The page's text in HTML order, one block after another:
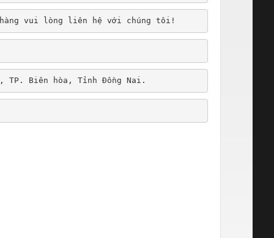
vui lòng liên hệ với chúng tôi!
TP. Biên hòa, Tỉnh Đồng Nai.